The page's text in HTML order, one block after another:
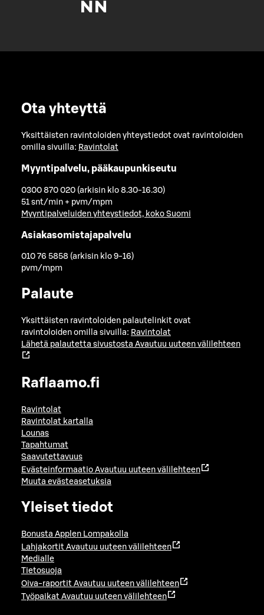
Ota yhteyttä
Yksittäisten ravintoloiden yhteystiedot ovat ravintoloiden
omilla sivuilla: Ravintolat
Myyntipalvelu, pääkaupunkiseutu
0300 870 020 (arkisin klo 8.30-16.30)
51 snt/min + pvm/mpm
Myyntipalveluiden yhteystiedot, koko Suomi
Asiakasomistajapalvelu
010 76 5858 (arkisin klo 9-16)
pvm/mpm
Palaute
Yksittäisten ravintoloiden palautelinkit ovat
ravintoloiden omilla sivuilla: Ravintolat
Lähetä palautetta sivustosta Avautuu uuteen välilehteen
Raflaamo.fi
Ravintolat
Ravintolat kartalla
Lounas
Tapahtumat
Saavutettavuus
Evästeinformaatio Avautuu uuteen välilehteen
Muuta evästeasetuksia
Yleiset tiedot
Bonusta Applen Lompakolla
Lahjakortit Avautuu uuteen välilehteen
Medialle
Tietosuoja
Oiva-raportit Avautuu uuteen välilehteen
Työpaikat Avautuu uuteen välilehteen